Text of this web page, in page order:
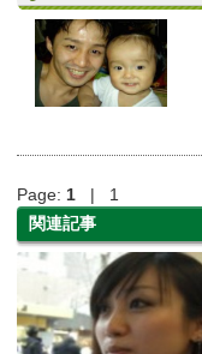
Page: 1 | 1
関連記事